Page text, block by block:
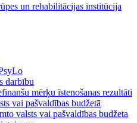
un rehabilitācijas institūcija
darbību
mērķu īstenošanas rezultāti
vai pašvaldības budžetā
valsts vai pašvaldības budžeta